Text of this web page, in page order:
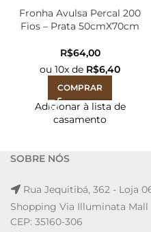
Fronha Avulsa Percal 200
Fios – Prata 50cmX70cm
R$
ou 10x de R$6,40
COMPRAR
Adicionar à lista de
casamento
SOBRE NÓS
Rua Jequitibá, 362 - Loja
Shopping Via Illuminata Mall
CEP: 35160-306